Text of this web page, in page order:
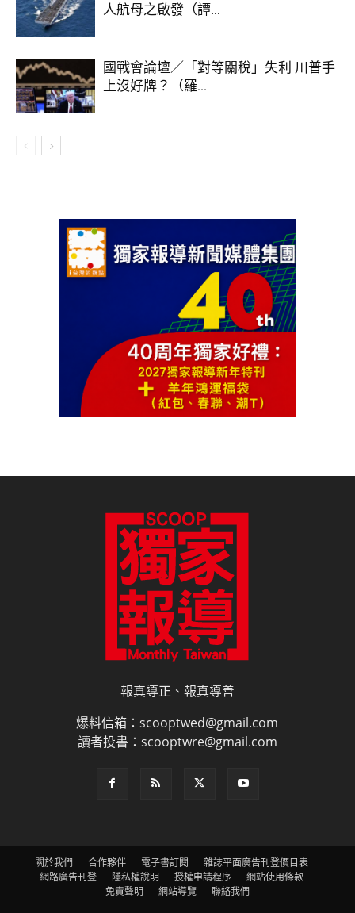
人航母之啟發（譚...
國戰會論壇／「對等關稅」失利 川普手
上沒好牌？（羅...
報真導正、報真導善
爆料信箱：scooptwed@gmail.com
讀者投書：scooptwre@gmail.com
關於我們 合作夥伴 電子書訂閱
雜誌平面廣告刊登價目表
網路廣告刊登
隱私權說明 授權申請程序
網站使用條款
免責聲明
網站導覽
聯絡我們